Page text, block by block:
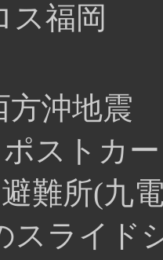
ス福岡
方沖地震
ストカ
(九電
スライド